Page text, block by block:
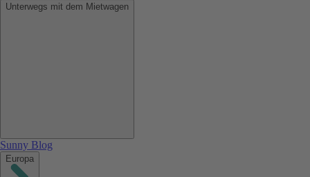
Unterwegs mit dem Mietwagen
Sunny Blog
Europa